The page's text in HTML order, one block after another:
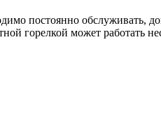
постоянно обслуживать,
горелкой может работать